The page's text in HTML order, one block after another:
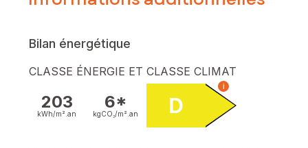
Bilan énergétique
CLASSE ÉNERGIE ET CLASSE CLIMAT
203
kWh/m². an
6*
kgCO₂/m². an D
i